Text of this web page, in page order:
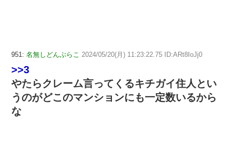
951: 名無しどんぶらこ 2024/05/20(月) 11:23:22.75 ID:ARt8IoJj0
>>3
やたらクレーム言ってくるキチガイ住人とい
うのがどこのマンションにも一定数いるから
な